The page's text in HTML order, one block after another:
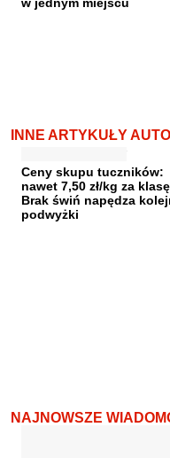
INNE ARTYKUŁY
Ceny skupu tuczników:
nawet 7,50 zł/kg za
Brak świń napędza
podwyżki
NAJNOWSZE